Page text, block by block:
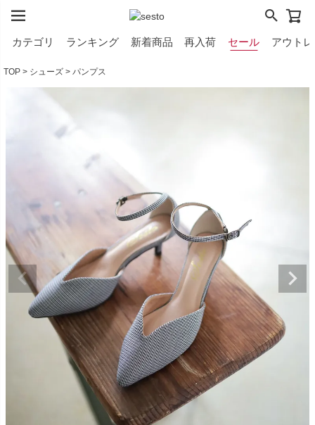
カテゴリ ランキング 新着商品 再入荷 セール アウト
TOP シューズ パンプス